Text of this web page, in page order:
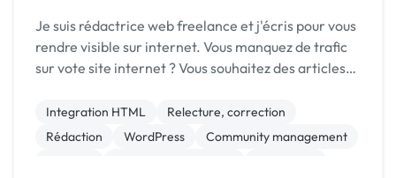
Je suis rédactrice web freelance et j'écris pour vous
rendre visible sur internet. Vous manquez de trafic
sur vote site internet ? Vous souhaitez des articles
de qualité SEO est la soluti...
Integration HTML
Relecture, correction
Rédaction
WordPress
Community management